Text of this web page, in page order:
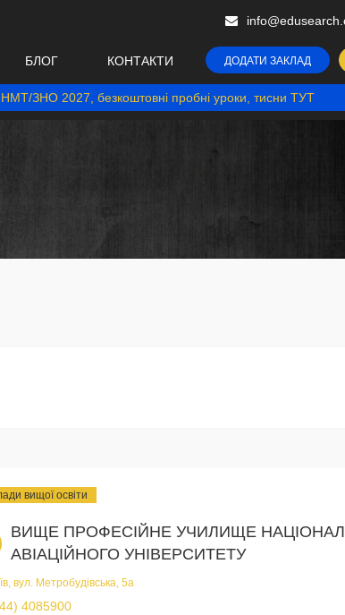
БЛОГ КОНТАКТИ ДОДАТИ ЗАКЛАД
НМТ/ЗНО 2027, безкоштовні пробні уроки, тисни ТУТ
вищої освіти
ВИЩЕ ПРОФЕСІЙНЕ УЧИЛИЩЕ
АВІАЦІЙНОГО УНІВЕРСИТЕТУ
вул. Метробудівська, 5а
4085900